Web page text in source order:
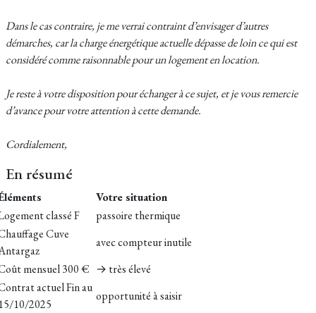
Dans le cas contraire, je me verrai contraint d’envisager d’autres
démarches, car la charge énergétique actuelle dépasse de loin ce qui est
considéré comme raisonnable pour un logement en location.
Je reste à votre disposition pour échanger à ce sujet, et je vous remercie
d’avance pour votre attention à cette demande.
Cordialement,
En résumé
Votre situation
classé F
passoire thermique
Cuve
avec compteur inutile
mensuel 300 € → très élevé
actuel Fin au
10/2025
opportunité à saisir